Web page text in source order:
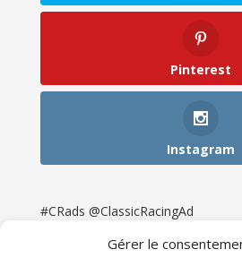
Gérer le
Pinterest
Instagram
#CRads @ClassicRacingAd